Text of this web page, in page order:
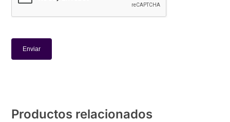
Productos relacionados